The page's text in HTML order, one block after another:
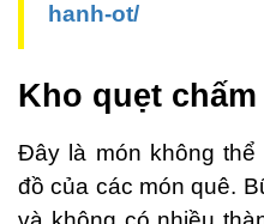
hanh-ot/
Kho quẹt
Đây là món không
đồ của các món quê.